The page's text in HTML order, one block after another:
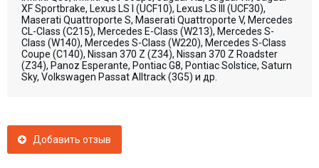
XF Sportbrake, Lexus LS I (UCF10), Lexus LS III (UCF30),
Maserati Quattroporte S, Maserati Quattroporte V, Mercedes
CL-Class (C215), Mercedes E-Class (W213), Mercedes S-
Class (W140), Mercedes S-Class (W220), Mercedes S-Class
Coupe (C140), Nissan 370 Z (Z34), Nissan 370 Z Roadster
(Z34), Panoz Esperante, Pontiac G8, Pontiac Solstice, Saturn
Sky, Volkswagen Passat Alltrack (3G5) и др.
Добавить отзыв